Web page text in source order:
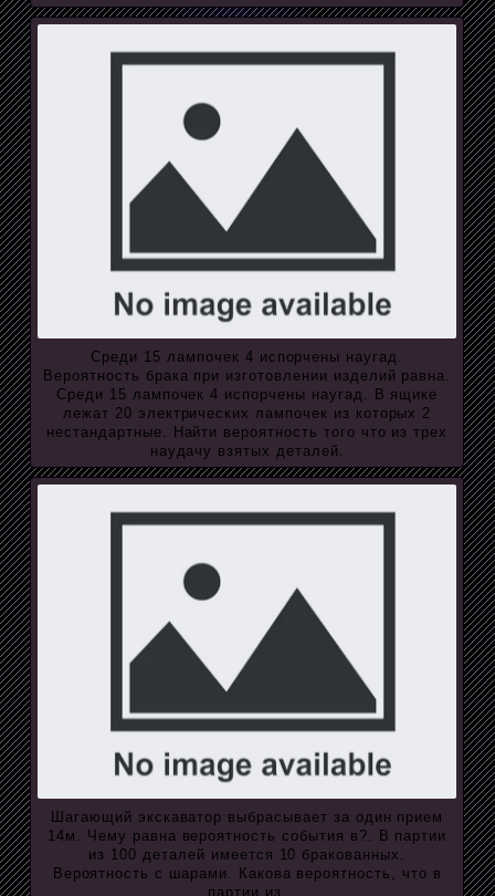
Среди 15 лампочек 4 испорчены наугад.
Вероятность брака при изготовлении изделий равна.
Среди 15 лампочек 4 испорчены наугад. В ящике
лежат 20 электрических лампочек из которых 2
нестандартные. Найти вероятность того что из трех
наудачу взятых деталей.
Шагающий экскаватор выбрасывает за один прием
14м. Чему равна вероятность события в?. В партии
из 100 деталей имеется 10 бракованных.
Вероятность с шарами. Какова вероятность, что в
партии из.